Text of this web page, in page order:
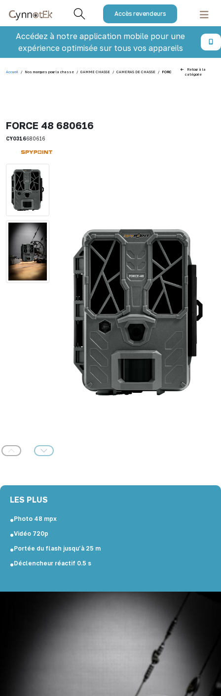
Accès revendeurs
Accédez à notre application mobile pour une
expérience optimisée sur tous vos appareils
Accueil / Nos marques pour la chasse / GAMME CHASSE / CAMERAS DE CHASSE / FORCE 48 680616
Retour à la
catégorie
FORCE 48 680616
CY0316680616
Précédent Suivant
LES PLUS
Photo 48 mpx
Vidéo 720p
Portée du flash jusqu’à 25 m
Déclencheur réactif 0.5 s